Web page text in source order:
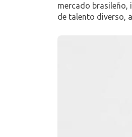
mercado brasileño,
de talento diverso,